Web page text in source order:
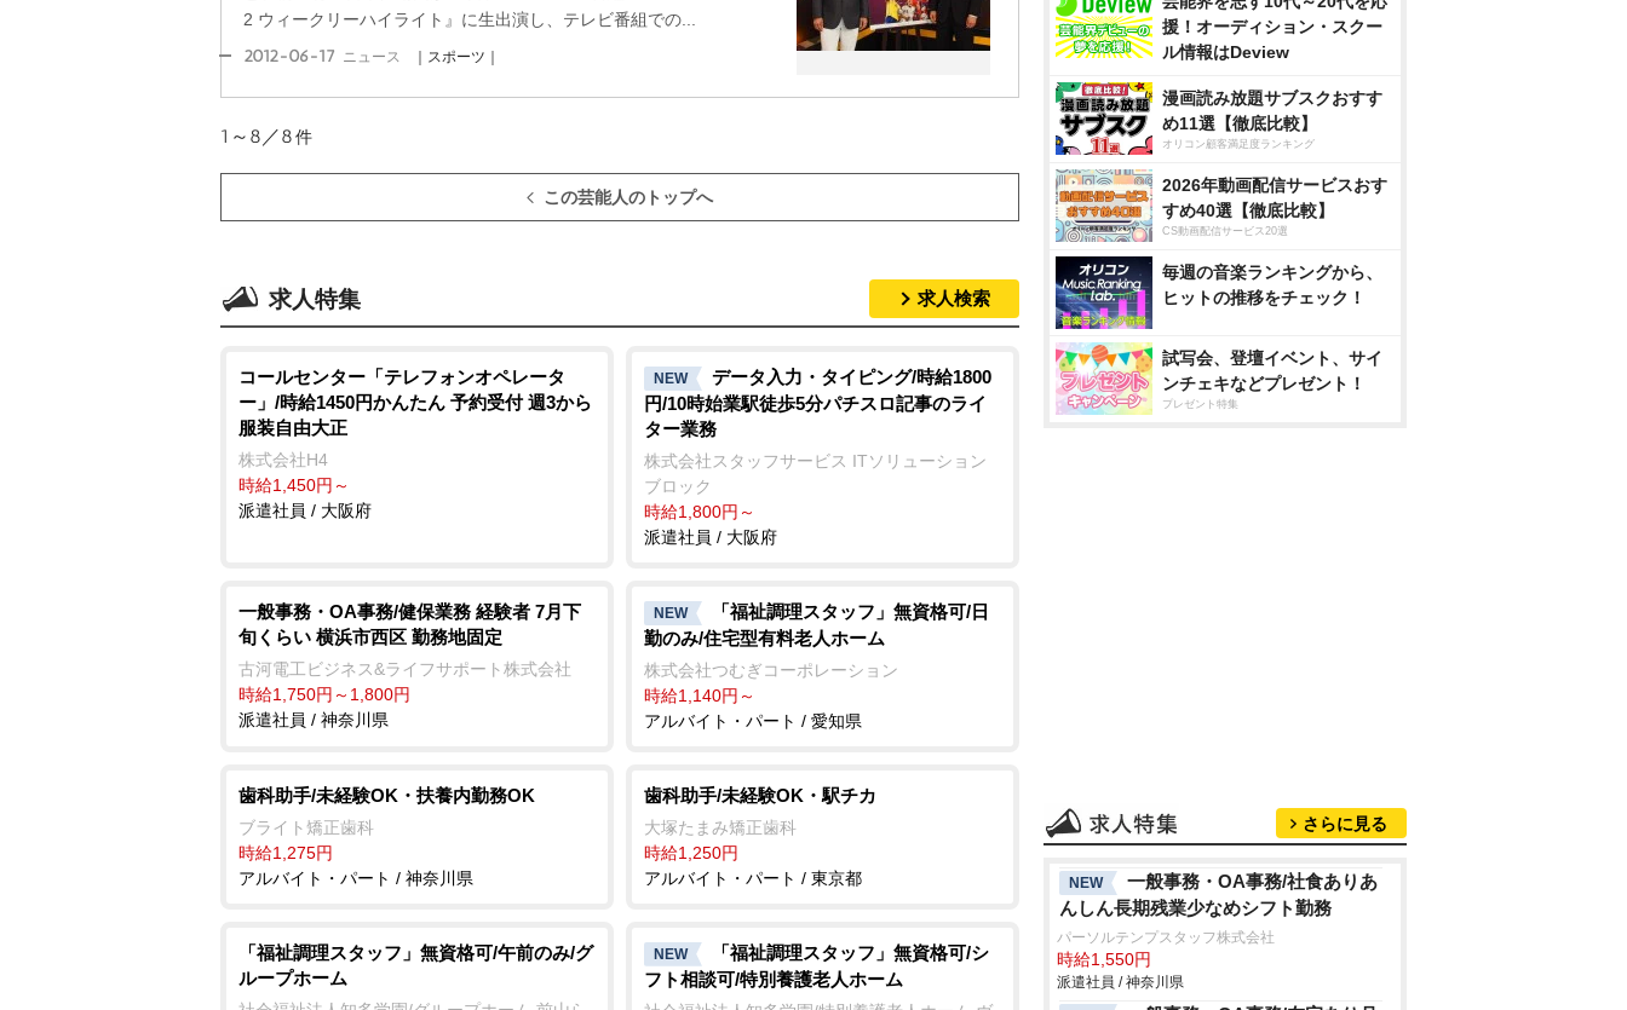
2 ウィークリーハイライト』に生出演し、テレビ番組での...
2012-06-17 ニュース ｜スポーツ｜
1～8／8件
この芸能人のトップへ
求人特集 求人検索
コールセンター「テレフォンオペレータ
ー」/時給1450円かんたん 予約受付 週3から
服装自由大正
株式会社H4
時給1,450円～
派遣社員 / 大阪府
NEW
データ入力・タイピング/時給1800
円/10時始業駅徒歩5分パチスロ記事のライ
ター業務
株式会社スタッフサービス ITソリューション
ブロック
時給1,800円～
派遣社員 / 大阪府
一般事務・OA事務/健保業務 経験者 7月下
旬くらい 横浜市西区 勤務地固定
古河電工ビジネス&ライフサポート株式会社
時給1,750円～1,800円
派遣社員 / 神奈川県
NEW
「福祉調理スタッフ」無資格可/日
勤のみ/住宅型有料老人ホーム
株式会社つむぎコーポレーション
時給1,140円～
アルバイト・パート / 愛知県
歯科助手/未経験OK・扶養内勤務OK
ブライト矯正歯科
時給1,275円
アルバイト・パート / 神奈川県
歯科助手/未経験OK・駅チカ
大塚たまみ矯正歯科
時給1,250円
アルバイト・パート / 東京都
「福祉調理スタッフ」無資格可/午前のみ/グ
ループホーム
NEW
「福祉調理スタッフ」無資格可/シ
フト相談可/特別養護老人ホーム
援！オーディション・スクー
ル情報はDeview
漫画読み放題サブスクおすす
め11選【徹底比較】
オリコン顧客満足度ランキング
2026年動画配信サービスおす
すめ40選【徹底比較】
CS動画配信サービス20選
毎週の音楽ランキングから、
ヒットの推移をチェック！
試写会、登壇イベント、サイ
ンチェキなどプレゼント！
プレゼント特集
さらに見る
NEW
一般事務・OA事務/社食ありあ
んしん長期残業少なめシフト勤務
パーソルテンプスタッフ株式会社
時給1,550円
派遣社員 / 神奈川県